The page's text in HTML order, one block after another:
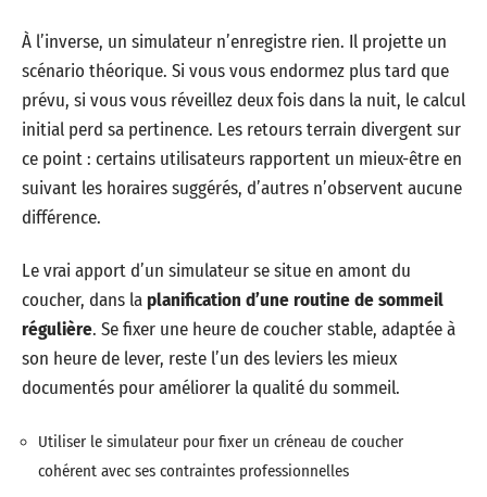
À l’inverse, un simulateur n’enregistre rien. Il projette un
scénario théorique. Si vous vous endormez plus tard que
prévu, si vous vous réveillez deux fois dans la nuit, le calcul
initial perd sa pertinence. Les retours terrain divergent sur
ce point : certains utilisateurs rapportent un mieux-être en
suivant les horaires suggérés, d’autres n’observent aucune
différence.
Le vrai apport d’un simulateur se situe en amont du
coucher, dans laplanification d’une routine de sommeil
régulière. Se fixer une heure de coucher stable, adaptée à
son heure de lever, reste l’un des leviers les mieux
documentés pour améliorer la qualité du sommeil.
Utiliser le simulateur pour fixer un créneau de coucher
cohérent avec ses contraintes professionnelles